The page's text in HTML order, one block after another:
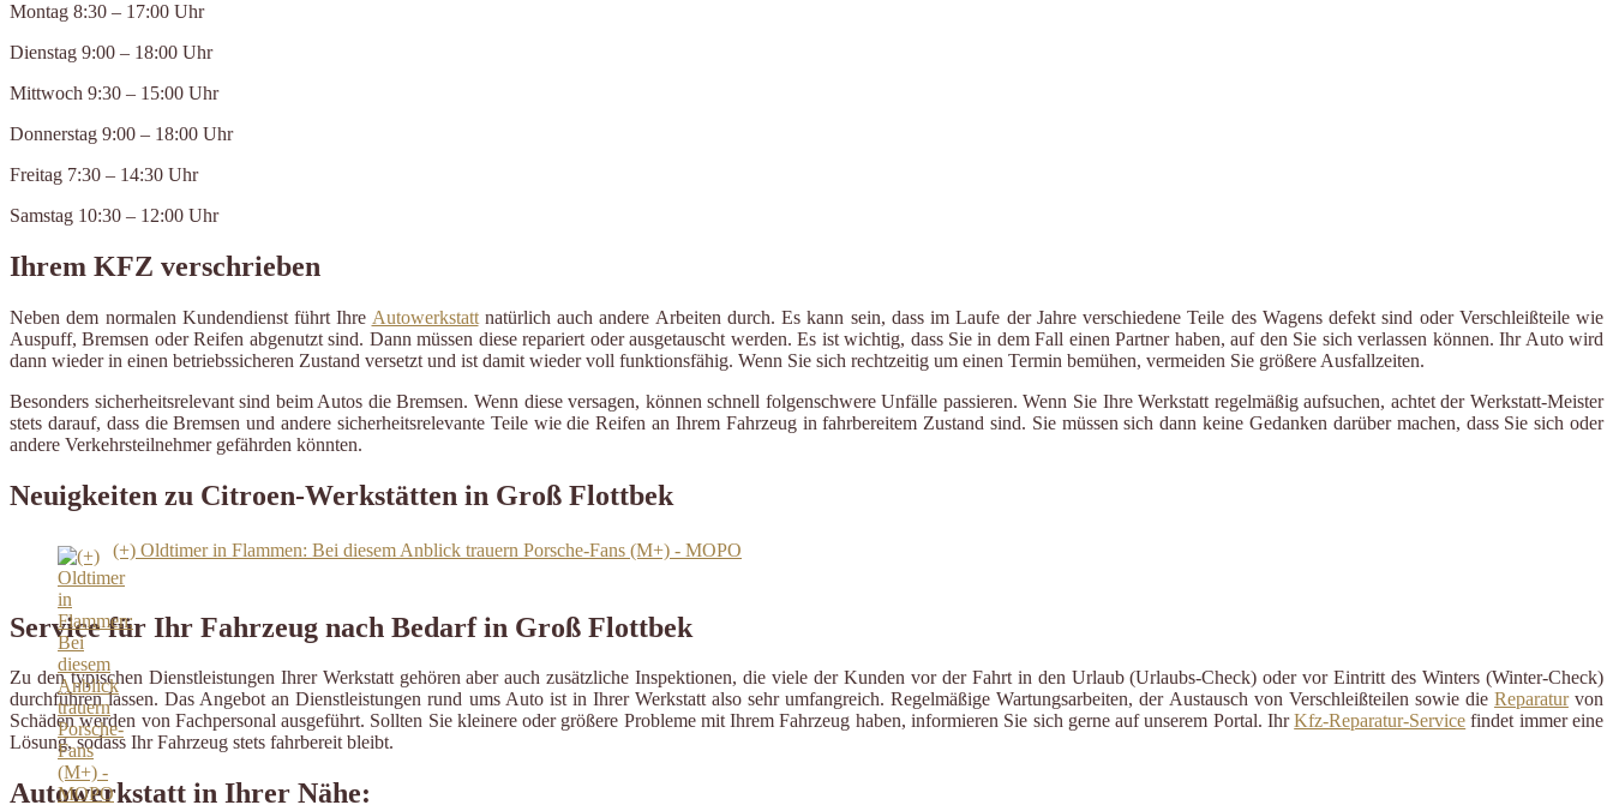
Montag 8:30 – 17:00 Uhr
Dienstag 9:00 – 18:00 Uhr
Mittwoch 9:30 – 15:00 Uhr
Donnerstag 9:00 – 18:00 Uhr
Freitag 7:30 – 14:30 Uhr
Samstag 10:30 – 12:00 Uhr
Ihrem KFZ verschrieben
Neben dem normalen Kundendienst führt Ihre Autowerkstattnatürlich auch andere Arbeiten durch. Es kann sein, dass im Laufe der Jahre verschiedene Teile des Wagens defekt sind oder Verschleißteile wie
Auspuff, Bremsen oder Reifen abgenutzt sind. Dann müssen diese repariert oder ausgetauscht werden. Es ist wichtig, dass Sie in dem Fall einen Partner haben, auf den Sie sich verlassen können. Ihr Auto wird
dann wieder in einen betriebssicheren Zustand versetzt und ist damit wieder voll funktionsfähig. Wenn Sie sich rechtzeitig um einen Termin bemühen, vermeiden Sie größere Ausfallzeiten.
Besonders sicherheitsrelevant sind beim Autos die Bremsen. Wenn diese versagen, können schnell folgenschwere Unfälle passieren. Wenn Sie Ihre Werkstatt regelmäßig aufsuchen, achtet der Werkstatt-Meister
stets darauf, dass die Bremsen und andere sicherheitsrelevante Teile wie die Reifen an Ihrem Fahrzeug in fahrbereitem Zustand sind. Sie müssen sich dann keine Gedanken darüber machen, dass Sie sich oder
andere Verkehrsteilnehmer gefährden könnten.
Neuigkeiten zu Citroen-Werkstätten in Groß Flottbek
(+) Oldtimer in Flammen: Bei diesem Anblick trauern Porsche-Fans (M+) - MOPO
Service für Ihr Fahrzeug nach Bedarf in Groß Flottbek
Zu den typischen Dienstleistungen Ihrer Werkstatt gehören aber auch zusätzliche Inspektionen, die viele der Kunden vor der Fahrt in den Urlaub (Urlaubs-Check) oder vor Eintritt des Winters (Winter-Check)
durchführen lassen. Das Angebot an Dienstleistungen rund ums Auto ist in Ihrer Werkstatt also sehr umfangreich. Regelmäßige Wartungsarbeiten, der Austausch von Verschleißteilen sowie die Reparaturvon
Schäden werden von Fachpersonal ausgeführt. Sollten Sie kleinere oder größere Probleme mit Ihrem Fahrzeug haben, informieren Sie sich gerne auf unserem Portal. IhrKfz-Reparatur-Service findet immer eine
Lösung, sodass Ihr Fahrzeug stets fahrbereit bleibt.
Autowerkstatt in Ihrer Nähe: